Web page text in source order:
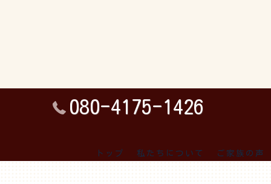
080-4175-1426
トップ 私たちについて ご家族の声